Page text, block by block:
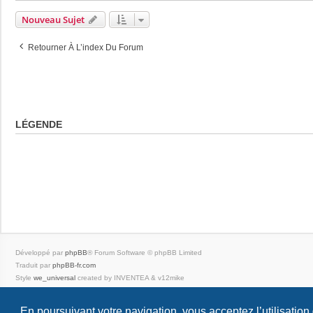
Nouveau Sujet
Retourner À L’index Du Forum
LÉGENDE
Développé par phpBB® Forum Software © phpBB Limited
Traduit par phpBB-fr.com
Style we_universal created by INVENTEA & v12mike